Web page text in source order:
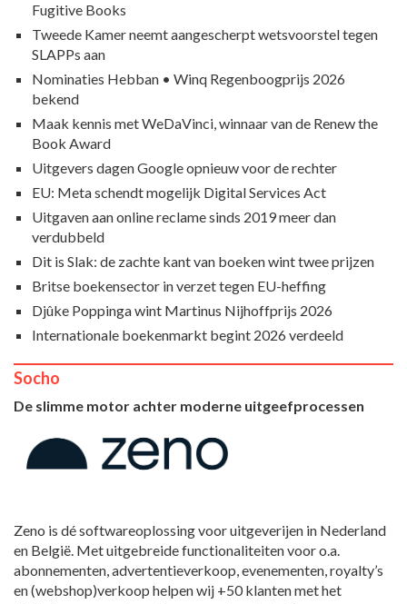
Fugitive Books
Tweede Kamer neemt aangescherpt wetsvoorstel tegen
SLAPPs aan
Nominaties Hebban • Winq Regenboogprijs 2026
bekend
Maak kennis met WeDaVinci, winnaar van de Renew the
Book Award
Uitgevers dagen Google opnieuw voor de rechter
EU: Meta schendt mogelijk Digital Services Act
Uitgaven aan online reclame sinds 2019 meer dan
verdubbeld
Dit is Slak: de zachte kant van boeken wint twee prijzen
Britse boekensector in verzet tegen EU-heffing
Djûke Poppinga wint Martinus Nijhoffprijs 2026
Internationale boekenmarkt begint 2026 verdeeld
Socho
De slimme motor achter moderne uitgeefprocessen
Zeno is dé softwareoplossing voor uitgeverijen in Nederland
en België. Met uitgebreide functionaliteiten voor o.a.
abonnementen, advertentieverkoop, evenementen, royalty’s
en (webshop)verkoop helpen wij +50 klanten met het